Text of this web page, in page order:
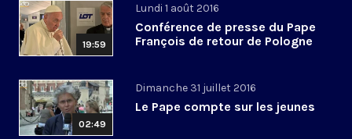
19:59
Lundi 1 août 2016
Conférence de presse du Pape
François de retour de Pologne
02:49
Dimanche 31 juillet 2016
Le Pape compte sur les jeunes